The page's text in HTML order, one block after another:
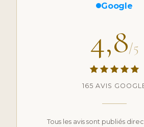
Google
4,8/5
165 AVIS
Tous les avis sont publiés